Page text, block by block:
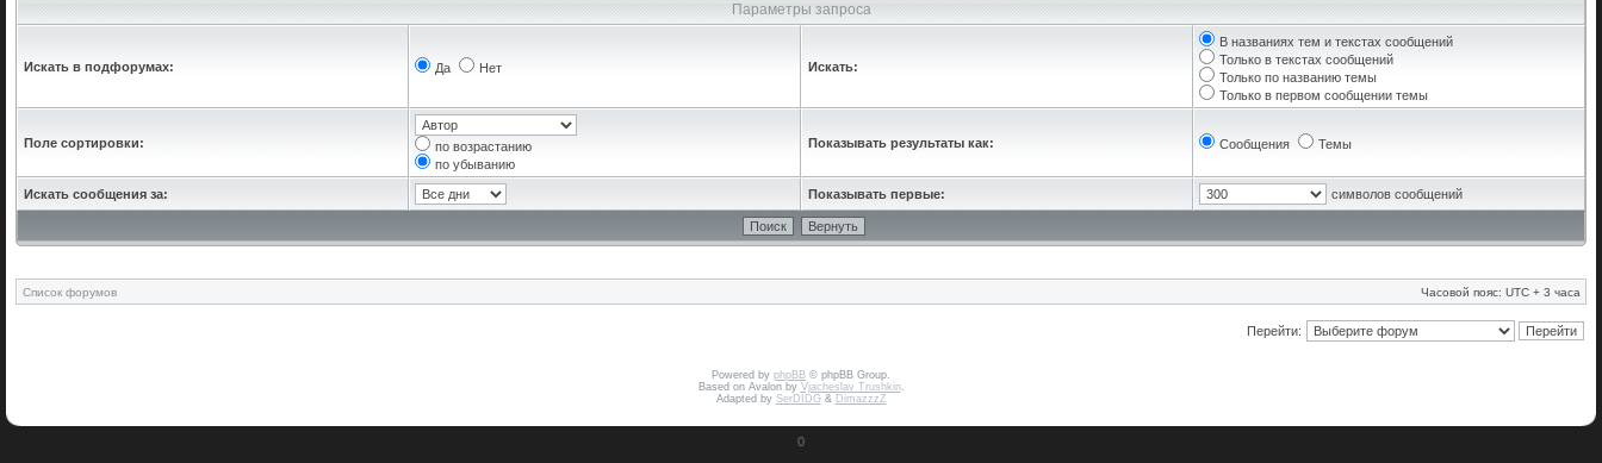
Параметры запроса
Искать в подфорумах: Да Нет Искать:
В названиях тем и текстах сообщений
Только в текстах сообщений
Только по названию темы
Только в первом сообщении темы
Поле сортировки:
по возрастанию
по убыванию
Показывать результаты как: Сообщения Темы
Искать сообщения за: Показывать первые: символов сообщений
Список форумов Часовой пояс: UTC + 3 часа
Перейти:
Powered by phpBB © phpBB Group.
Based on Avalon by Vjacheslav Trushkin.
Adapted by SerDIDG& DimazzzZ
0